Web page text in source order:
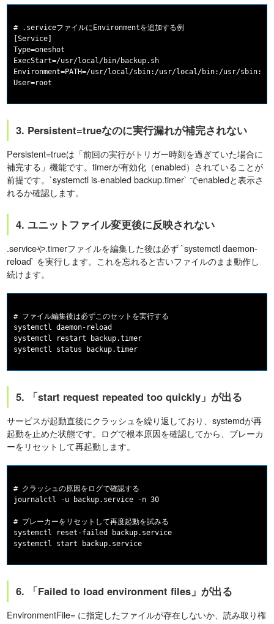
# .serviceファイルにEnvironmentを追加する例
[Service]
Type=oneshot
ExecStart=/usr/local/bin/backup.sh
Environment=PATH=/usr/local/sbin:/usr/local/bin:/usr/sbin:/
3. Persistent=trueなのに実行漏れが補完されない
Persistent=trueは「前回の実行がトリガー時刻を過ぎていた場合に
補完する」機能です。timerが有効化（enabled）されていることが
前提です。`systemctl is-enabled backup.timer` でenabledと表示さ
れるか確認します。
4. ユニットファイル変更後に反映されない
.serviceや.timerファイルを編集した後は必ず `systemctl daemon-
reload` を実行します。これを忘れると古いファイルのまま動作し
続けます。
# ファイル編集後は必ずこのセットを実行する
systemctl daemon-reload
systemctl restart backup.timer
5. 「start request repeated too quickly」が出る
サービスが起動直後にクラッシュを繰り返しており、systemdが再
起動を止めた状態です。ログで根本原因を確認してから、ブレーカ
ーをリセットして再起動します。
# クラッシュの原因をログで確認する
journalctl -u backup.service -n 30
# ブレーカーをリセットして再度起動を試みる
systemctl reset-failed backup.service
6. 「Failed to load environment files」が出る
EnvironmentFile= に指定したファイルが存在しないか、読み取り権